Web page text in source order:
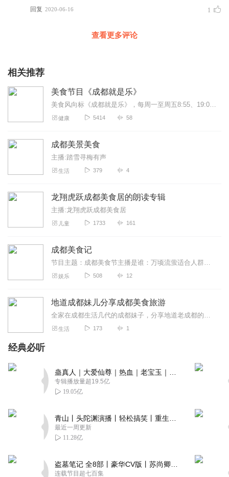
回复 2020-06-16 1
查看更多评论
相关推荐
美食节目《成都就是乐》
美食风向标《成都就是乐》，每周一至周五8:55、19:00，电台播出。更多美食福利请添加VX:cdfm946946
健康 5414 58
成都美景美食
主播:踏雪寻梅有声
生活 379 4
龙翔虎跃成都美食居的朗读专辑
主播:龙翔虎跃成都美食居
儿童 1733 161
成都美食记
节目主题：成都美食节主播是谁：万顷流萤适合人群：所有人主播的话:人世间，唯有美食与爱不可辜负，爱已辜负太多了，美食就不要辜负了
娱乐 508 12
地道成都妹儿分享成都美食旅游
全家在成都生活几代的成都妹子，分享地道老成都的吃喝玩乐，带你领略新一线网红城市的城市印迹。
生活 173 1
经典必听
专辑播放量超19.5亿
19.05亿
最近一周更新
11.28亿
连载节目超七百集